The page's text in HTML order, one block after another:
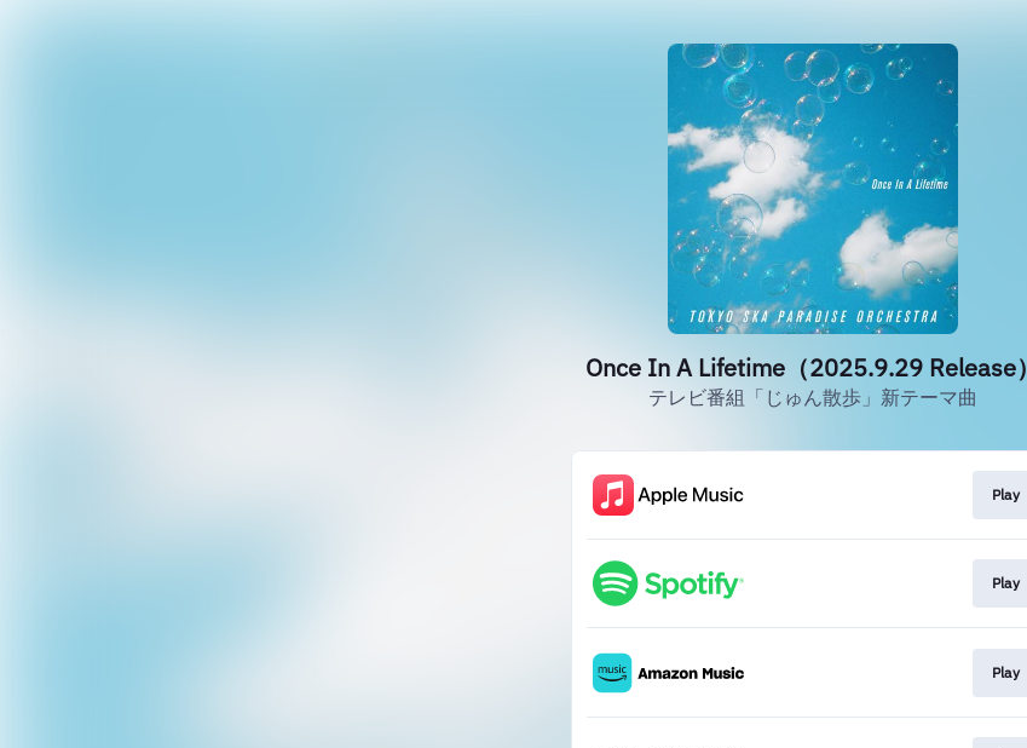
Once In A Lifetime（2025.9.29 Release）
テレビ番組「じゅん散歩」新テーマ曲
Play
Play
Play